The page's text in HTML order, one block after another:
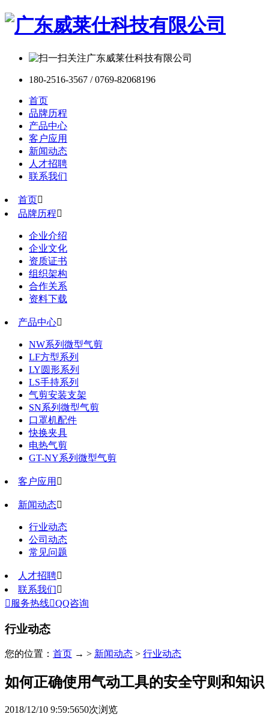
180-2516-3567 / 0769-82068196
首页
品牌历程
产品中心
客户应用
新闻动态
人才招聘
联系我们
首页
品牌历程
企业介绍
企业文化
资质证书
组织架构
合作关系
资料下载
产品中心
NW系列微型气剪
LF方型系列
LY圆形系列
LS手持系列
气剪安装支架
SN系列微型气剪
口罩机配件
快换夹具
电热气剪
GT-NY系列微型气剪
客户应用 
新闻动态
行业动态
公司动态
常见问题
人才招聘
联系我们
 服务热线QQ咨询
行业动态
您的位置： 首页 → > 新闻动态 > 行业动态
如何正确使用气动工具的安全守则和知识
2018/12/10 9:59:5650次浏览